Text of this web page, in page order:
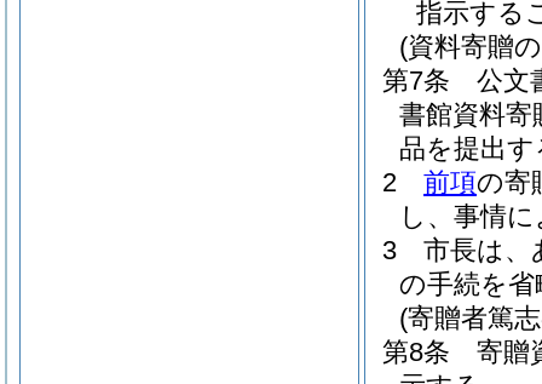
指示する
(資料寄贈
第7条
公文
書館資料寄
品を提出
2
前項の寄
し、事情
3
市長は、
の手続を
(寄贈者篤
第8条
寄贈